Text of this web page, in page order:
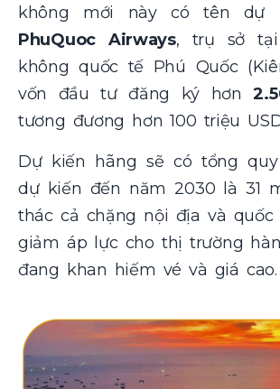
không mới này có tên dự
PhuQuoc Airways, trụ sở tại
không quốc tế Phú Quốc
vốn đầu tư đăng ký hơn
tương đương hơn 100 triệu
Dự kiến hãng sẽ có tổng
dự kiến đến năm 2030 là 31
thác cả chặng nội địa và quốc
giảm áp lực cho thị trường
đang khan hiếm vé và giá cao.